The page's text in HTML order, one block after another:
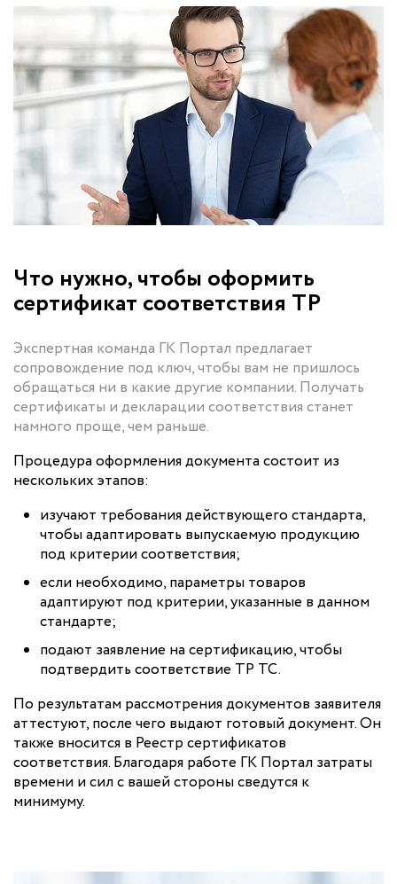
Что нужно, чтобы оформить
сертификат соответствия ТР
Экспертная команда ГК Портал предлагает
сопровождение под ключ, чтобы вам не пришлось
обращаться ни в какие другие компании. Получать
сертификаты и декларации соответствия станет
намного проще, чем раньше.
Процедура оформления документа состоит из
нескольких этапов:
изучают требования действующего стандарта,
чтобы адаптировать выпускаемую продукцию
под критерии соответствия;
если необходимо, параметры товаров
адаптируют под критерии, указанные в данном
стандарте;
подают заявление на сертификацию, чтобы
подтвердить соответствие ТР ТС.
По результатам рассмотрения документов заявителя
аттестуют, после чего выдают готовый документ. Он
также вносится в Реестр сертификатов
соответствия. Благодаря работе ГК Портал затраты
времени и сил с вашей стороны сведутся к
минимуму.